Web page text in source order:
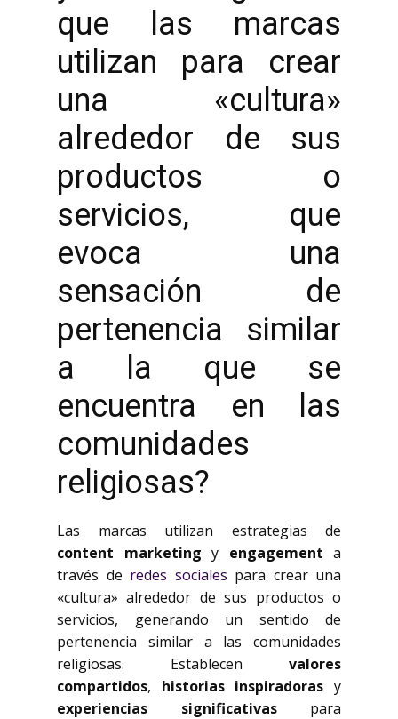
que las marcas
utilizan para crear
una «cultura»
alrededor de sus
productos o
servicios, que
evoca una
sensación de
pertenencia similar
a la que se
encuentra en las
comunidades
religiosas?
Las marcas utilizan estrategias de
content marketing y engagement a
través de redes sociales para crear una
«cultura» alrededor de sus productos o
servicios, generando un sentido de
pertenencia similar a las comunidades
religiosas. Establecen valores
compartidos, historias inspiradoras y
experiencias significativaspara